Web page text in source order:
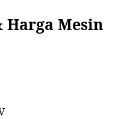
Harga Mesin